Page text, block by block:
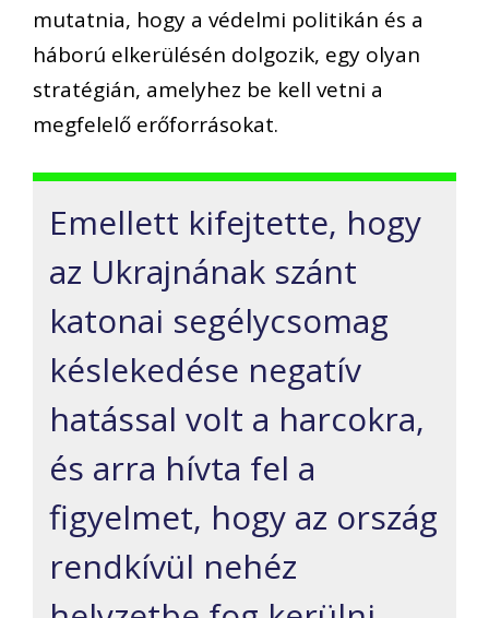
mutatnia, hogy a védelmi politikán és a
háború elkerülésén dolgozik, egy olyan
stratégián, amelyhez be kell vetni a
megfelelő erőforrásokat.
Emellett kifejtette, hogy
az Ukrajnának szánt
katonai segélycsomag
késlekedése negatív
hatással volt a harcokra,
és arra hívta fel a
figyelmet, hogy az ország
rendkívül nehéz